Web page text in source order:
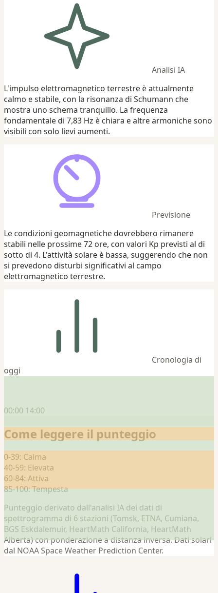
Analisi IA
L'impulso elettromagnetico terrestre è attualmente
calmo e stabile, con la risonanza di Schumann che
mostra uno schema tranquillo. La frequenza
fondamentale di 7,83 Hz è chiara e altre armoniche sono
visibili con solo lievi aumenti.
Previsione
Le condizioni geomagnetiche dovrebbero rimanere
stabili nelle prossime 72 ore, con valori Kp previsti al di
sotto di 4. L'attività solare è bassa, suggerendo che non
si prevedono disturbi significativi al campo
elettromagnetico terrestre.
Cronologia di
oggi
00:00 14:00
Come leggere il punteggio
0-39: Calma
40-59: Elevata
60-84: Attiva
85-100: Tempesta
Punteggio derivato dall'analisi IA dei dati di
spettrogramma di 6 stazioni (Tomsk, ETNA, Cumiana,
BGS Eskdalemuir, HeartMath California, HeartMath
Alberta) con ponderazione a distanza inversa. Dati solari
dal NOAA Space Weather Prediction Center.